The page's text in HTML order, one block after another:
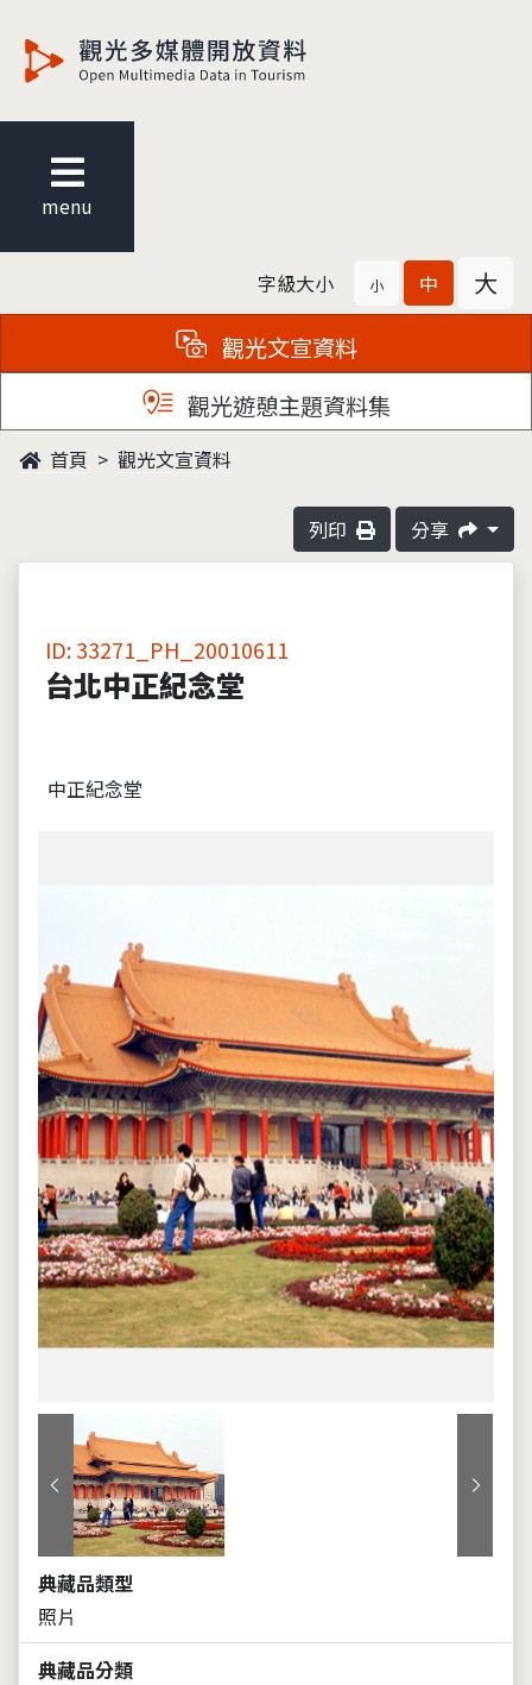
menu
字級大小 小 中 大
觀光文宣資料
觀光遊憩主題資料集
首頁 觀光文宣資料
列印 分享
ID: 33271_PH_20010611
台北中正紀念堂
中正紀念堂
上一張 下一張
典藏品類型
照片
典藏品分類